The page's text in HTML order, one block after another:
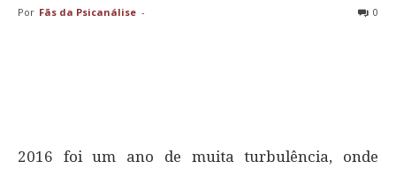
Por Fãs da Psicanálise - 0
2016 foi um ano de muita turbulência, onde